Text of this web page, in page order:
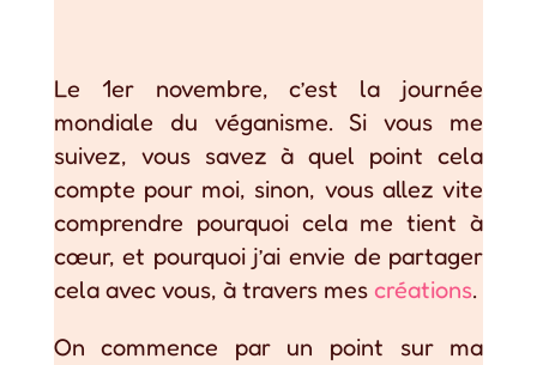
Le 1er novembre, c’est la journée
mondiale du véganisme. Si vous me
suivez, vous savez à quel point cela
compte pour moi, sinon, vous allez vite
comprendre pourquoi cela me tient à
cœur, et pourquoi j’ai envie de partager
cela avec vous, à travers mes créations.
On commence par un point sur ma